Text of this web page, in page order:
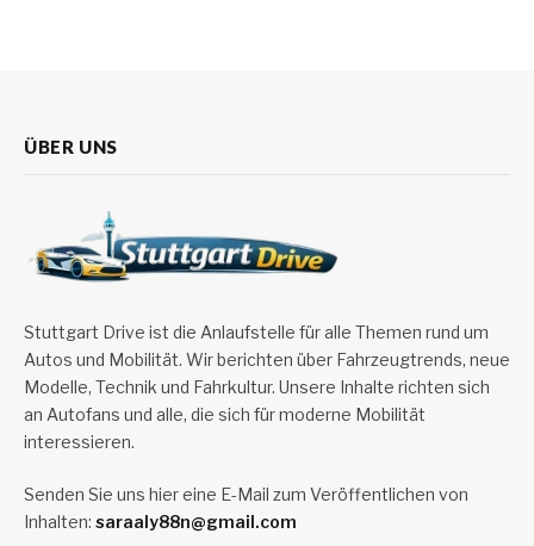
ÜBER UNS
Stuttgart Drive ist die Anlaufstelle für alle Themen rund um
Autos und Mobilität. Wir berichten über Fahrzeugtrends, neue
Modelle, Technik und Fahrkultur. Unsere Inhalte richten sich
an Autofans und alle, die sich für moderne Mobilität
interessieren.
Senden Sie uns hier eine E-Mail zum Veröffentlichen von
Inhalten: saraaly88n@gmail.com